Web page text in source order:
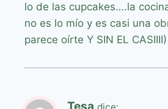
lo de las cupcakes….la
no es lo mío y es casi una
parece oírte Y SIN EL